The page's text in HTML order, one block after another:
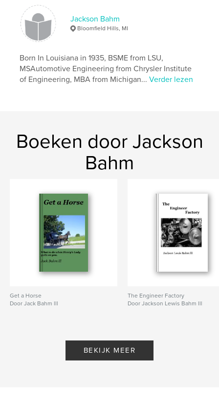
Jackson Bahm
Bloomfield Hills, MI
Born In Louisiana in 1935, BSME from LSU,
MSAutomotive Engineering from Chrysler Institute
of Engineering, MBA from Michigan...Verder lezen
Boeken door Jackson
Bahm
Get a Horse
Door Jack Bahm lll
The Engineer Factory
Door Jackson Lewis Bahm lll
BEKIJK MEER